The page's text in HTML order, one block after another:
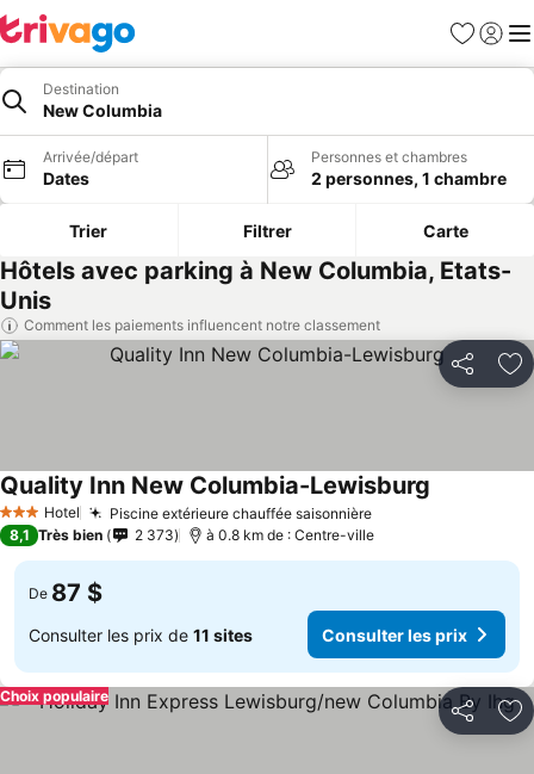
Favoris
Se
Destination
New Columbia
Arrivée/départ
Dates
Personnes et chambres
2 personnes, 1 chambre
Trier Filtrer Carte
Hôtels avec parking à New Columbia, Etats-
Unis
Comment les paiements influencent notre classement
Partager
3 ÉtoilesHotel Piscine extérieure chauffée saisonnière
Quality Inn New Columbia-Lewisburg
8,1 Très bien 2 373 à 0.8 km de : Centre-ville
De 87 $
Consulter les prix de 11 sites Consulter les prix
Partager
Choix populaire